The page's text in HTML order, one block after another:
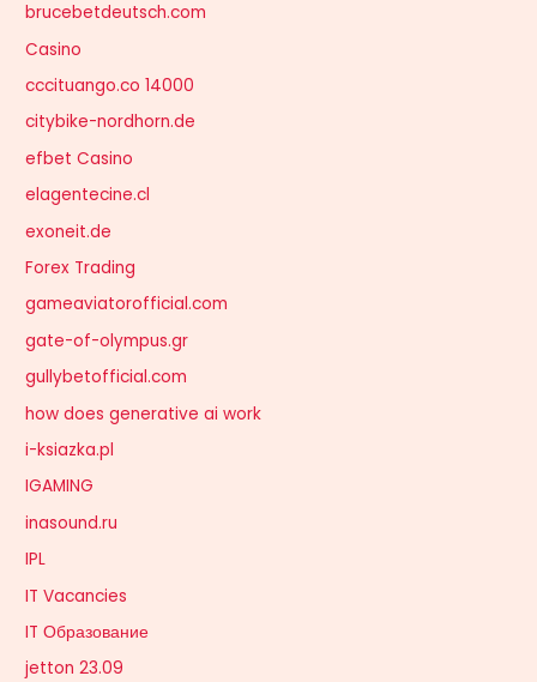
brucebetdeutsch.com
Casino
cccituango.co 14000
citybike-nordhorn.de
efbet Casino
elagentecine.cl
exoneit.de
Forex Trading
gameaviatorofficial.com
gate-of-olympus.gr
gullybetofficial.com
how does generative ai work
i-ksiazka.pl
IGAMING
inasound.ru
IPL
IT Vacancies
IT Образование
jetton 23.09